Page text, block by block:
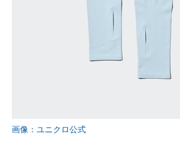
画像：ユニクロ公式